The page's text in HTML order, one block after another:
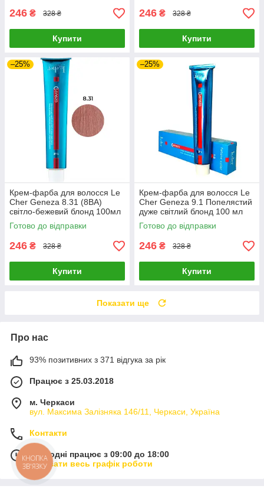
246 ₴ 328 ₴
Купити
246 ₴ 328 ₴
Купити
–25%
Крем-фарба для волосся Le
Cher Geneza 8.31 (8BA)
світло-бежевий блонд 100мл
Готово до відправки
246 ₴ 328 ₴
Купити
–25%
Крем-фарба для волосся Le
Cher Geneza 9.1 Попелястий
дуже світлий блонд 100 мл
Готово до відправки
246 ₴ 328 ₴
Купити
Показати ще
Про нас
93% позитивних з 371 відгука за рік
Працює з 25.03.2018
м. Черкаси
вул. Максима Залізняка 146/11, Черкаси, Україна
Контакти
Сьогодні працює з 09:00 до 18:00
Показати весь графік роботи
КНОПКА
ЗВ'ЯЗКУ